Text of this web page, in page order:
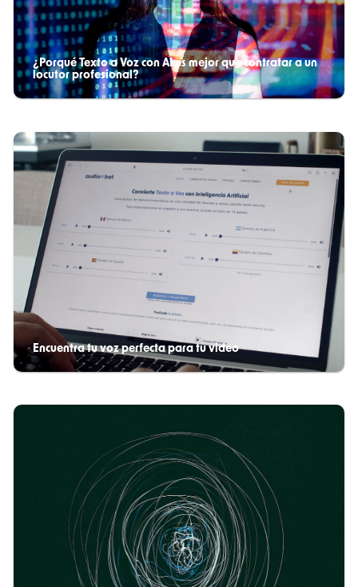
¿Porqué Texto a Voz con AI es mejor que contratar a un
locutor profesional?
Encuentra tu voz perfecta para tu video